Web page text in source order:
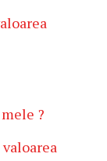
?